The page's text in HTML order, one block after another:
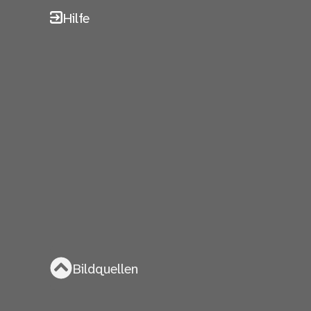
Hilfe
Bildquellen